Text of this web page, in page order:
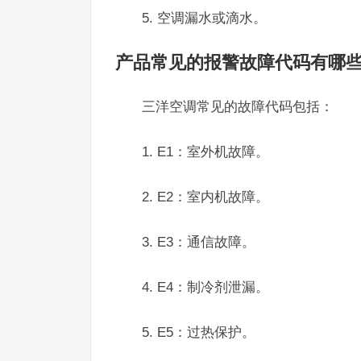
5. 空调漏水或滴水。
产品常见的报警故障代码有哪
三洋空调常见的故障代码包括：
1. E1：室外机故障。
2. E2：室内机故障。
3. E3：通信故障。
4. E4：制冷剂泄漏。
5. E5：过热保护。